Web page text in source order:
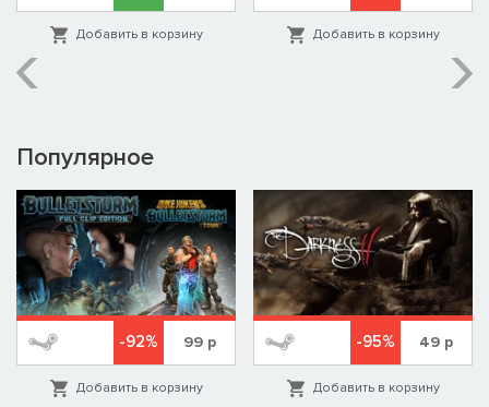
Добавить в корзину Добавить в корзину
Популярное
-92% 99р
Добавить в корзину
-95% 49 р
Добавить в корзину